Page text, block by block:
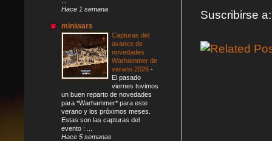
Suscribirse
Hace 1 semana
miniwars
Capturas del
avance de
novedades
Warhammer de
verano 2026 -
El pasado
viernes tuvimos
un buen reparto de novedades
para *Warhammer* para este
verano y los próximos meses.
Estas son las capturas del
evento : ...
Hace 5 semanas